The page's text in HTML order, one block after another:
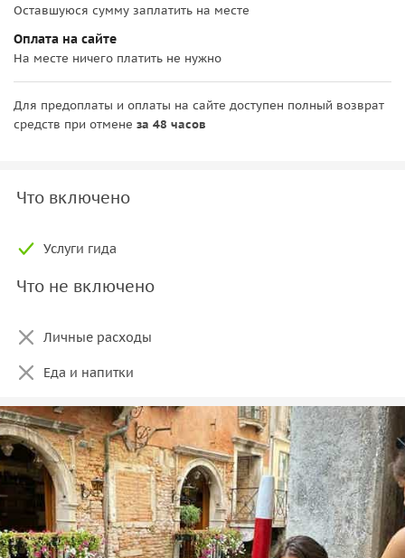
Оставшуюся сумму заплатить на месте
Оплата на сайте
На месте ничего платить не нужно
Для предоплаты и оплаты на сайте доступен полный возврат
средств при отмене за 48 часов
Что включено
Услуги гида
Что не включено
Личные расходы
Еда и напитки